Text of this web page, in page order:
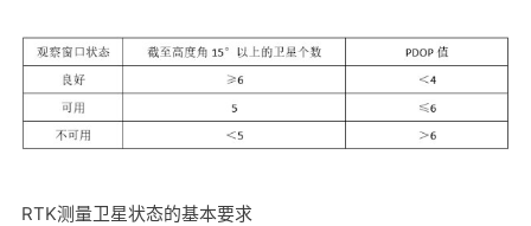
RTK测量卫星状态的基本要求